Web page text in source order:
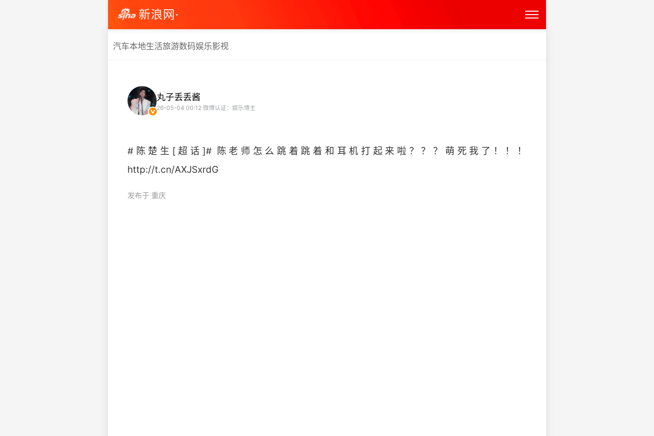
新浪网·
汽车本地生活旅游数码娱乐影视
丸子丢丢酱
26-05-04 00:12 微博认证：娱乐博主
#陈楚生[超话]# 陈老师怎么跳着跳着和耳机打起来啦？？？萌死我了！！！
http://t.cn/AXJSxrdG ​
发布于 重庆